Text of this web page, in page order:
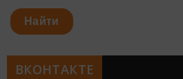
Найти
ВКОНТАКТЕ